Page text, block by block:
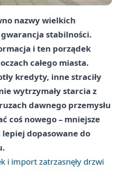
nazwy wielkich
gwarancja stabilności.
i ten porządek
całego miasta.
kredyty, inne straciły
wytrzymały starcia z
dawnego przemysłu
coś nowego – mniejsze
dopasowane do
i import zatrzasnęły drzwi